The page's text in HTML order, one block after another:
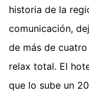
historia de la
comunicación,
de más de
relax total. El
que lo sube un